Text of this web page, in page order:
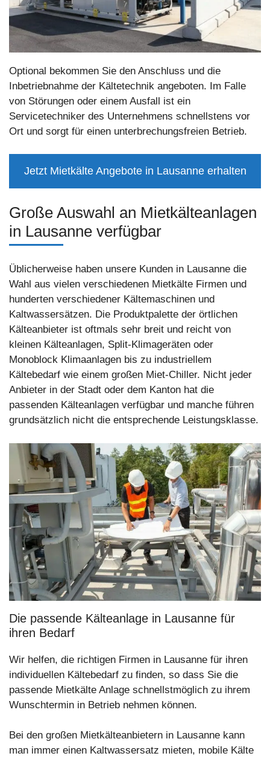
Optional bekommen Sie den Anschluss und die
Inbetriebnahme der Kältetechnik angeboten. Im Falle
von Störungen oder einem Ausfall ist ein
Servicetechniker des Unternehmens schnellstens vor
Ort und sorgt für einen unterbrechungsfreien Betrieb.
Jetzt Mietkälte Angebote in Lausanne erhalten
Große Auswahl an Mietkälteanlagen
in Lausanne verfügbar
Üblicherweise haben unsere Kunden in Lausanne die
Wahl aus vielen verschiedenen Mietkälte Firmen und
hunderten verschiedener Kältemaschinen und
Kaltwassersätzen. Die Produktpalette der örtlichen
Kälteanbieter ist oftmals sehr breit und reicht von
kleinen Kälteanlagen, Split-Klimageräten oder
Monoblock Klimaanlagen bis zu industriellem
Kältebedarf wie einem großen Miet-Chiller. Nicht jeder
Anbieter in der Stadt oder dem Kanton hat die
passenden Kälteanlagen verfügbar und manche führen
grundsätzlich nicht die entsprechende Leistungsklasse.
Die passende Kälteanlage in Lausanne für
ihren Bedarf
Wir helfen, die richtigen Firmen in Lausanne für ihren
individuellen Kältebedarf zu finden, so dass Sie die
passende Mietkälte Anlage schnellstmöglich zu ihrem
Wunschtermin in Betrieb nehmen können.
Bei den großen Mietkälteanbietern in Lausanne kann
man immer einen Kaltwassersatz mieten, mobile Kälte